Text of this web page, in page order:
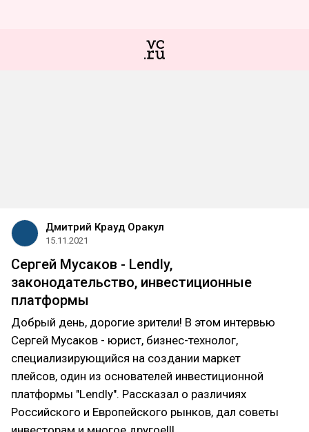
Дмитрий Крауд Оракул
15.11.2021
Сергей Мусаков - Lendly,
законодательство, инвестиционные
платформы
Добрый день, дорогие зрители! В этом интервью
Сергей Мусаков - юрист, бизнес-технолог,
специализирующийся на создании маркет
плейсов, один из основателей инвестиционной
платформы "Lendly". Рассказал о различиях
Российского и Европейского рынков, дал советы